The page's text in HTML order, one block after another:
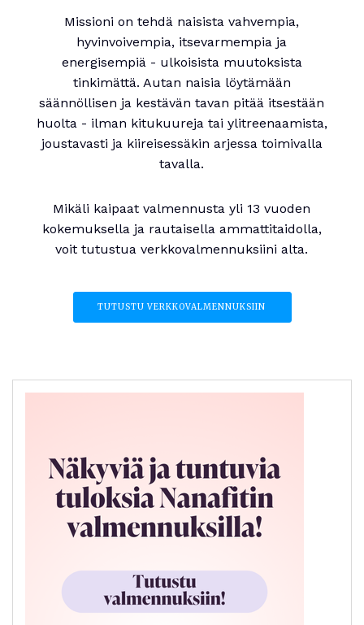
Missioni on tehdä naisista vahvempia,
hyvinvoivempia, itsevarmempia ja
energisempiä - ulkoisista muutoksista
tinkimättä. Autan naisia löytämään
säännöllisen ja kestävän tavan pitää itsestään
huolta - ilman kitukuureja tai ylitreenaamista,
joustavasti ja kiireisessäkin arjessa toimivalla
tavalla.
Mikäli kaipaat valmennusta yli 13 vuoden
kokemuksella ja rautaisella ammattitaidolla,
voit tutustua verkkovalmennuksiini alta.
TUTUSTU VERKKOVALMENNUKSIIN